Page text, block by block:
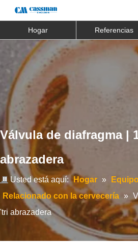
Hogar Referencias
Válvula de diafragma |
abrazadera
Usted está aquí: Hogar »
Relacionado con la cervecería »
'tri abrazadera